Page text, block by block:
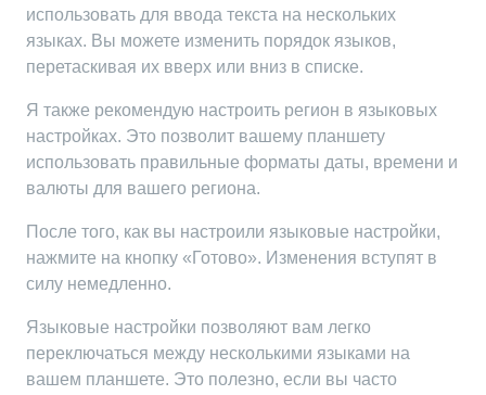
использовать для ввода текста на нескольких
языках. Вы можете изменить порядок языков,
перетаскивая их вверх или вниз в списке.
Я также рекомендую настроить регион в языковых
настройках. Это позволит вашему планшету
использовать правильные форматы даты, времени и
валюты для вашего региона.
После того, как вы настроили языковые настройки,
нажмите на кнопку «Готово». Изменения вступят в
силу немедленно.
Языковые настройки позволяют вам легко
переключаться между несколькими языками на
вашем планшете. Это полезно, если вы часто